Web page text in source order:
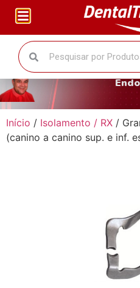
O
Início / Isolamento / RX /
(canino a canino sup. e inf.